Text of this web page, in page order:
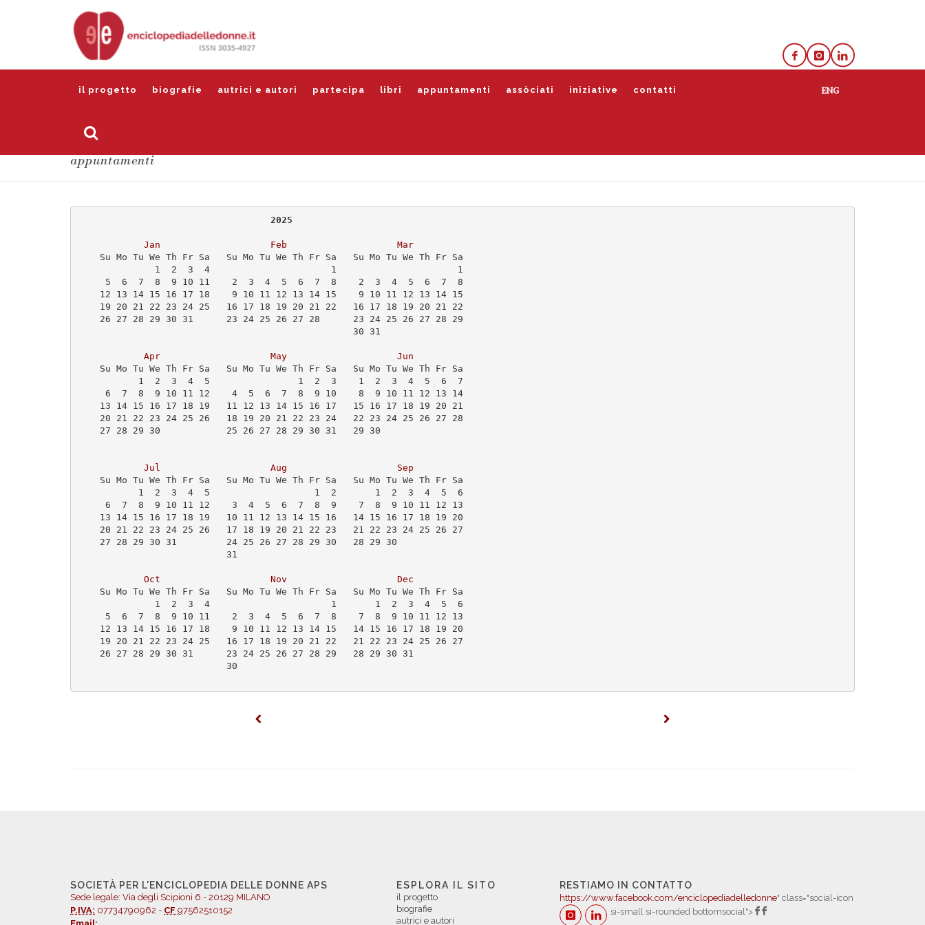
il progetto biografie autrici e autori partecipa libri appuntamenti assòciati iniziative contatti
appuntamenti
                                   2025
Jan Feb
Mar
    Su Mo Tu We Th Fr Sa   Su Mo Tu We Th Fr Sa   Su Mo Tu We Th Fr Sa
              1  2  3  4                      1                      1
     5  6  7  8  9 10 11    2  3  4  5  6  7  8    2  3  4  5  6  7  8
    12 13 14 15 16 17 18    9 10 11 12 13 14 15    9 10 11 12 13 14 15
    19 20 21 22 23 24 25   16 17 18 19 20 21 22   16 17 18 19 20 21 22
    26 27 28 29 30 31      23 24 25 26 27 28      23 24 25 26 27 28 29
                                                  30 31
Apr May
Jun
    Su Mo Tu We Th Fr Sa   Su Mo Tu We Th Fr Sa   Su Mo Tu We Th Fr Sa
           1  2  3  4  5                1  2  3    1  2  3  4  5  6  7
     6  7  8  9 10 11 12    4  5  6  7  8  9 10    8  9 10 11 12 13 14
    13 14 15 16 17 18 19   11 12 13 14 15 16 17   15 16 17 18 19 20 21
    20 21 22 23 24 25 26   18 19 20 21 22 23 24   22 23 24 25 26 27 28
    27 28 29 30            25 26 27 28 29 30 31   29 30
Jul Aug
Sep
    Su Mo Tu We Th Fr Sa   Su Mo Tu We Th Fr Sa   Su Mo Tu We Th Fr Sa
           1  2  3  4  5                   1  2       1  2  3  4  5  6
     6  7  8  9 10 11 12    3  4  5  6  7  8  9    7  8  9 10 11 12 13
    13 14 15 16 17 18 19   10 11 12 13 14 15 16   14 15 16 17 18 19 20
    20 21 22 23 24 25 26   17 18 19 20 21 22 23   21 22 23 24 25 26 27
    27 28 29 30 31         24 25 26 27 28 29 30   28 29 30
                           31
Oct Nov
Dec
    Su Mo Tu We Th Fr Sa   Su Mo Tu We Th Fr Sa   Su Mo Tu We Th Fr Sa
              1  2  3  4                      1       1  2  3  4  5  6
     5  6  7  8  9 10 11    2  3  4  5  6  7  8    7  8  9 10 11 12 13
    12 13 14 15 16 17 18    9 10 11 12 13 14 15   14 15 16 17 18 19 20
    19 20 21 22 23 24 25   16 17 18 19 20 21 22   21 22 23 24 25 26 27
    26 27 28 29 30 31      23 24 25 26 27 28 29   28 29 30 31
                           30
SOCIETÀ PER L'ENCICLOPEDIA DELLE DONNE APS
Sede legale: Via degli Scipioni 6 - 20129 MILANO
P.IVA: 07734790962 - CF 97562510152
ESPLORA IL SITO
il progetto
biografie
autrici e autori
RESTIAMO IN CONTATTO
https://www.facebook.com/enciclopediadelledonne" class="social-icon
si-small si-rounded bottomsocial">